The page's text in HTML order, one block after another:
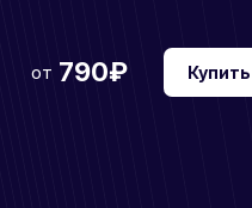
от 790₽ Купить